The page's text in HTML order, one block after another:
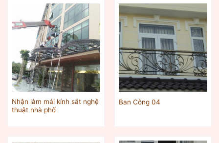
Nhận làm mái kính sắt nghệ
thuật nhà phố
Ban Công 04